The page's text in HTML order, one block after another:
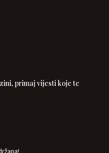
primaj vijesti koje te